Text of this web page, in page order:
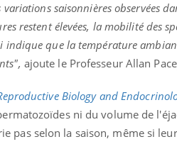
saisonnières observées
restent élevées, la mobilité des
que la température
ajoute le Professeur Allan
Biology and
ni du volume de
pas selon la saison, même si